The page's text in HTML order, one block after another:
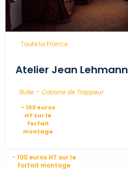
Toute la France
Atelier Jean Lehmann
Bulle - Cabane de Trappeur...
- 100 euros
HT sur le
forfait
montage
- 100 euros HT sur le
forfait montage